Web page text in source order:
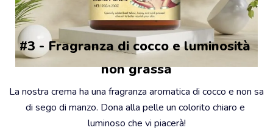
#3 - Fragranza di cocco e luminosità
non grassa
La nostra crema ha una fragranza aromatica di cocco e non sa
di sego di manzo. Dona alla pelle un colorito chiaro e
luminoso che vi piacerà!